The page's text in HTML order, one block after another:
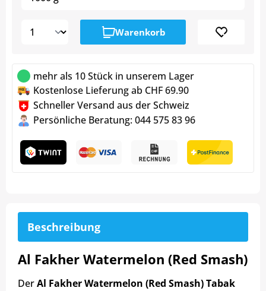
Warenkorb
mehr als 10 Stück in unserem Lager
Kostenlose Lieferung ab CHF 69.90
Schneller Versand aus der Schweiz
Persönliche Beratung: 044 575 83 96
Beschreibung
Al Fakher Watermelon (Red Smash)
DerAl Fakher Watermelon (Red Smash) Tabak